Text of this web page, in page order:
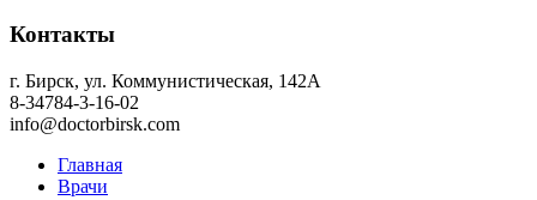
Контакты
г. Бирск, ул. Коммунистическая, 142А
8-34784-3-16-02
info@doctorbirsk.com
Главная
Врачи